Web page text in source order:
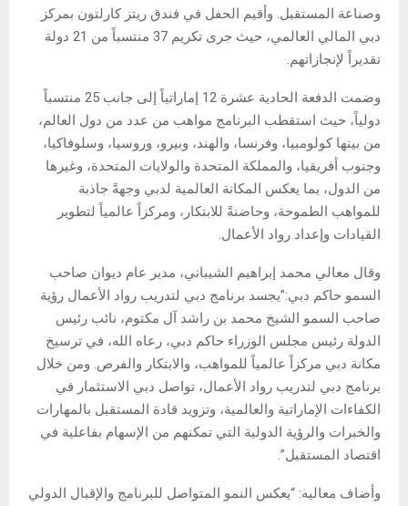
وصناعة المستقبل. وأقيم الحفل في فندق ريتز كارلتون بمركز
دبي المالي العالمي، حيث جرى تكريم 37 منتسباً من 21 دولة
تقديراً لإنجازاتهم.
وضمت الدفعة الحادية عشرة 12 إماراتياً إلى جانب 25 منتسباً
دولياً، حيث استقطب البرنامج مواهب من عدد من دول العالم،
من بينها كولومبيا، وفرنسا، والهند، وبيرو، وروسيا، وسلوفاكيا،
وجنوب أفريقيا، والمملكة المتحدة والولايات المتحدة، وغيرها
من الدول، بما يعكس المكانة العالمية لدبي وجهةً جاذبة
للمواهب الطموحة، وحاضنةً للابتكار، ومركزاً عالمياً لتطوير
القيادات وإعداد رواد الأعمال.
وقال معالي محمد إبراهيم الشيباني، مدير عام ديوان صاحب
السمو حاكم دبي:”يجسد برنامج دبي لتدريب رواد الأعمال رؤية
صاحب السمو الشيخ محمد بن راشد آل مكتوم، نائب رئيس
الدولة رئيس مجلس الوزراء حاكم دبي، رعاه الله، في ترسيخ
مكانة دبي مركزاً عالمياً للمواهب، والابتكار والفرص. ومن خلال
برنامج دبي لتدريب رواد الأعمال، تواصل دبي الاستثمار في
الكفاءات الإماراتية والعالمية، وتزويد قادة المستقبل بالمهارات
والخبرات والرؤية الدولية التي تمكنهم من الإسهام بفاعلية في
اقتصاد المستقبل”.
وأضاف معاليه: “يعكس النمو المتواصل للبرنامج والإقبال الدولي